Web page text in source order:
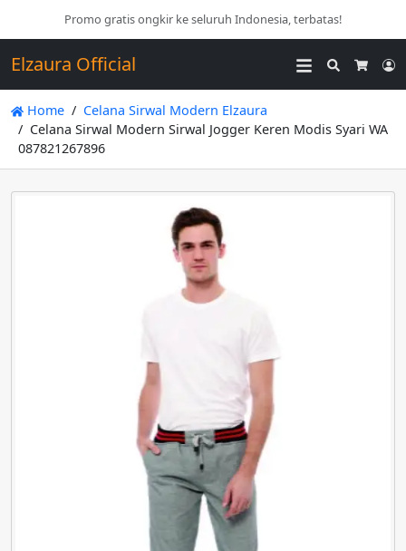
Promo gratis ongkir ke seluruh Indonesia, terbatas!
Elzaura Official
Search
Home
Celana Sirwal Modern Elzaura
Celana Sirwal Modern Sirwal Jogger Keren Modis Syari WA
087821267896